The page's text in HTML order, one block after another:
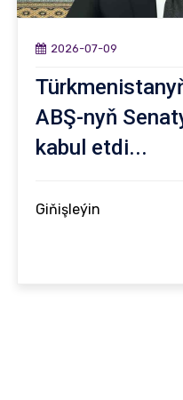
2026-07-09
ABŞ-nyň
kabul etdi...
Giňişleýin